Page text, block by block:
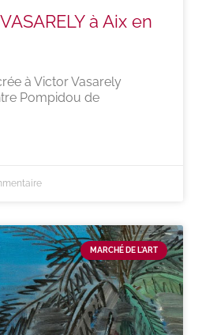
à Aix en
à Victor Vasarely
Pompidou de
MARCHÉ DE L'ART